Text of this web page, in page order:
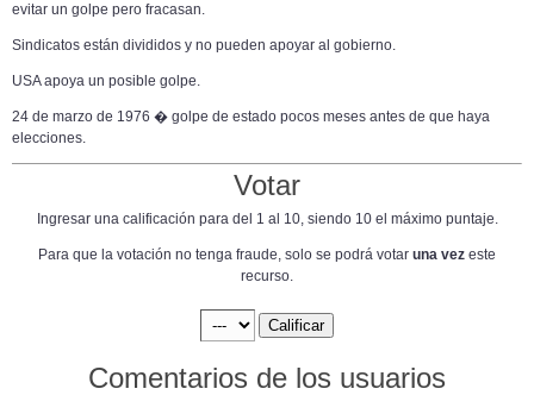
evitar un golpe pero fracasan.
Sindicatos están divididos y no pueden apoyar al gobierno.
USA apoya un posible golpe.
24 de marzo de 1976 � golpe de estado pocos meses antes de que haya
elecciones.
Votar
Ingresar una calificación para del 1 al 10, siendo 10 el máximo puntaje.
Para que la votación no tenga fraude, solo se podrá votar una vez este
recurso.
Comentarios de los usuarios